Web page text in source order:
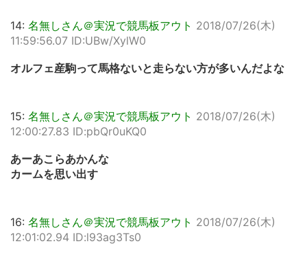
14: 名無しさん＠実況で競馬板アウト 2018/07/26(木)
11:59:56.07 ID:UBw/XylW0
オルフェ産駒って馬格ないと走らない方が多いんだよな
15: 名無しさん＠実況で競馬板アウト 2018/07/26(木)
12:00:27.83 ID:pbQr0uKQ0
あーあこらあかんな
カームを思い出す
16: 名無しさん＠実況で競馬板アウト 2018/07/26(木)
12:01:02.94 ID:l93ag3Ts0